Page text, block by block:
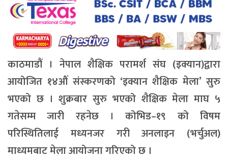
काठमाडौं । नेपाल शैक्षिक परामर्श संघ (इक्यान)द्वारा
आयोजित १४औं संस्करणको ‘इक्यान शैक्षिक मेला’ सुरु
भएको छ । शुक्रबार सुरु भएको शैक्षिक मेला माघ ५
गतेसम्म जारी रहनेछ । कोभिड–१९ को विषम
परिस्थितिलाई मध्यनजर गरी अनलाइन (भर्चुअल)
माध्यमबाट मेला आयोजना गरिएको छ ।